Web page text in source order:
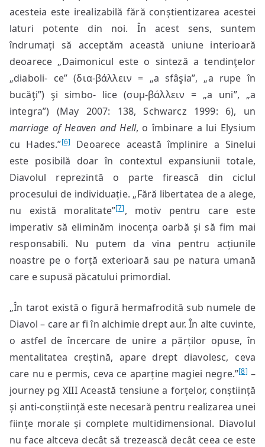
acesteia este irealizabilă fără conștientizarea acestei
laturi potente din noi. În acest sens, suntem
îndrumați să acceptăm această uniune interioară
deoarece „Daimonicul este o sinteză a tendinţelor
„diaboli- ce” (δια-βάλλειν = „a sfâşia”, „a rupe în
bucăţi”) şi simbo- lice (συμ-βάλλειν = „a uni”, „a
integra”) (May 2007: 138, Schwarcz 1999: 6), un
marriage of Heaven and Hell, o îmbinare a lui Elysium
cu Hades.”[6]
Deoarece această împlinire a Sinelui
este posibilă doar în contextul expansiunii totale,
Diavolul reprezintă o parte firească din ciclul
procesului de individuație. „Fără libertatea de a alege,
nu există moralitate”[7], motiv pentru care este
imperativ să eliminăm inocența oarbă și să fim mai
responsabili. Nu putem da vina pentru acțiunile
noastre pe o forță exterioară sau pe natura umană
care e supusă păcatului primordial.
„În tarot există o figură hermafrodită sub numele de
Diavol – care ar fi în alchimie drept aur. În alte cuvinte,
o astfel de încercare de unire a părților opuse, în
mentalitatea creștină, apare drept diavolesc, ceva
care nu e permis, ceva ce aparține magiei negre.”[8] –
journey pg XIII Această tensiune a forțelor, conștiință
și anti-conștiință este necesară pentru realizarea unei
ființe morale și complete multidimensional. Diavolul
nu face altceva decât să trezească decât ceea ce este